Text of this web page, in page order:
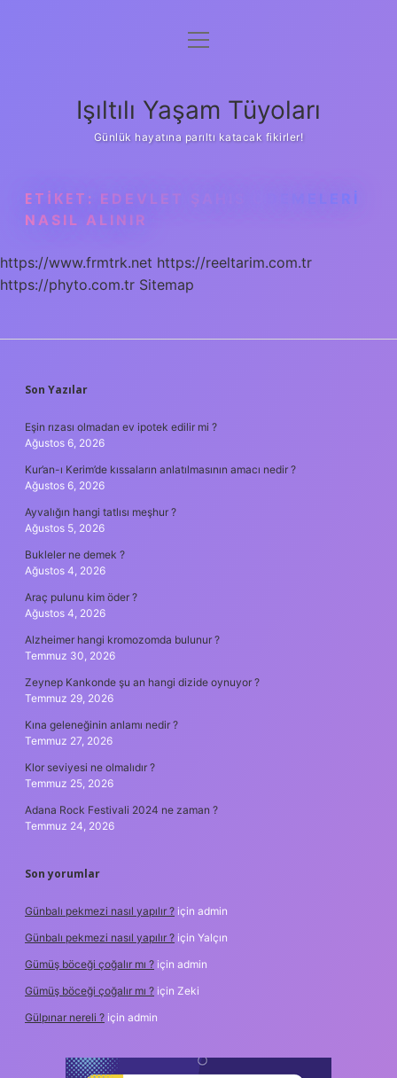
Anasayfa
Yasal Uyarı
menüyü
Işıltılı Yaşam Tüyoları
Günlük hayatına parıltı katacak fikirler!
ETIKET: EDEVLET ŞAHIS ÖDEMELERI
NASIL ALINIR
https://www.frmtrk.net https://reeltarim.com.tr
https://phyto.com.tr Sitemap
SIDEBAR
Son Yazılar
Eşin rızası olmadan ev ipotek edilir mi ?
Ağustos 6, 2026
Kur’an-ı Kerim’de kıssaların anlatılmasının amacı nedir ?
Ağustos 6, 2026
Ayvalığın hangi tatlısı meşhur ?
Ağustos 5, 2026
Bukleler ne demek ?
Ağustos 4, 2026
Araç pulunu kim öder ?
Ağustos 4, 2026
Alzheimer hangi kromozomda bulunur ?
Temmuz 30, 2026
Zeynep Kankonde şu an hangi dizide oynuyor ?
Temmuz 29, 2026
Kına geleneğinin anlamı nedir ?
Temmuz 27, 2026
Klor seviyesi ne olmalıdır ?
Temmuz 25, 2026
Adana Rock Festivali 2024 ne zaman ?
Temmuz 24, 2026
Son yorumlar
Günbalı pekmezi nasıl yapılır ? için admin
Günbalı pekmezi nasıl yapılır ? için Yalçın
Gümüş böceği çoğalır mı ? için admin
Gümüş böceği çoğalır mı ? için Zeki
Gülpınar nereli ? için admin